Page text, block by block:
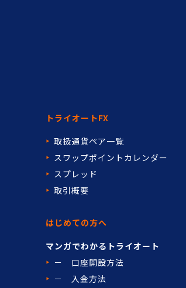
トライオートFX
取扱通貨ペア一覧
スワップポイントカレンダー
スプレッド
取引概要
はじめての方へ
マンガでわかるトライオート
－ 口座開設方法
－ 入金方法